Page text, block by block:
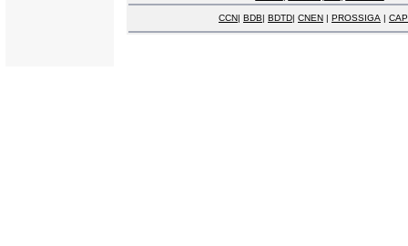
CCN| BDB| BDTD| CNEN | PROSSIGA |